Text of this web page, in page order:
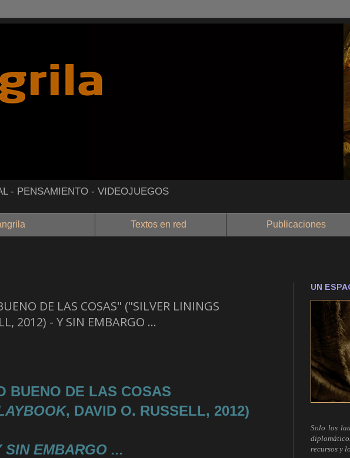
- PENSAMIENTO - VIDEOJUEGOS
Textos en red Publicaciones
DE LAS COSAS" ("SILVER LININGS
2012) - Y SIN EMBARGO ...
BUENO DE LAS COSAS
, DAVID O. RUSSELL, 2012)
SIN EMBARGO ...
UN
Solo los
recursos y